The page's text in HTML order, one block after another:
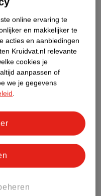
Gecko 2in1 Interieur
Schrobspons
13x9x2,5cm
Zwart
online ervaring te
en makkelijker te
acties en aanbiedingen
Kruidvat.nl relevante
cookies je
aanpassen of
we je gegevens
.